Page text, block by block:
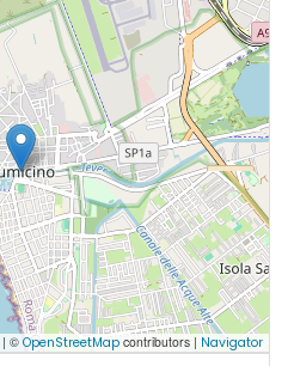
| © OpenStreetMap contributors | Navigator